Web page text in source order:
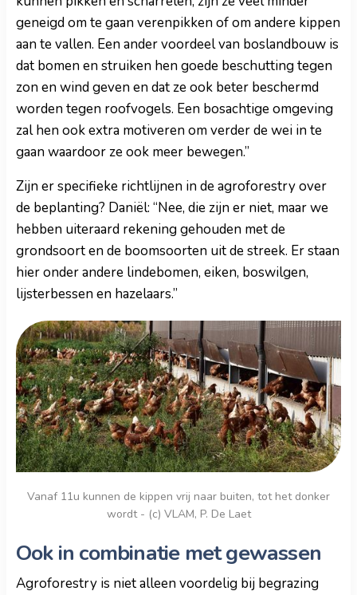
geneigd om te gaan verenpikken of om andere kippen
aan te vallen. Een ander voordeel van boslandbouw is
dat bomen en struiken hen goede beschutting tegen
zon en wind geven en dat ze ook beter beschermd
worden tegen roofvogels. Een bosachtige omgeving
zal hen ook extra motiveren om verder de wei in te
gaan waardoor ze ook meer bewegen.”
Zijn er specifieke richtlijnen in de agroforestry over
de beplanting? Daniël: “Nee, die zijn er niet, maar we
hebben uiteraard rekening gehouden met de
grondsoort en de boomsoorten uit de streek. Er staan
hier onder andere lindebomen, eiken, boswilgen,
lijsterbessen en hazelaars.”
Vanaf 11u kunnen de kippen vrij naar buiten, tot het donker
wordt - (c) VLAM, P. De Laet
Ook in combinatie met gewassen
Agroforestry is niet alleen voordelig bij begrazing